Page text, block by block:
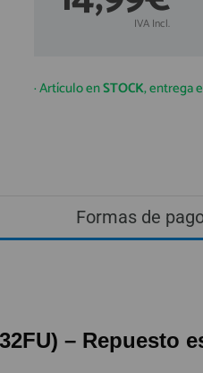
IVA Incl.
· Artículo enSTOCK, entrega
Formas de
– Repuesto